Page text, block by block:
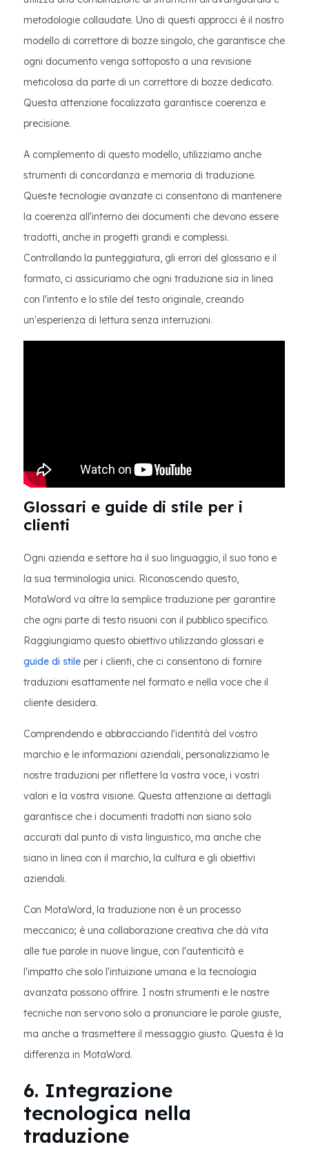
metodologie collaudate. Uno di questi approcci è il nostro
modello di correttore di bozze singolo, che garantisce che
ogni documento venga sottoposto a una revisione
meticolosa da parte di un correttore di bozze dedicato.
Questa attenzione focalizzata garantisce coerenza e
precisione.
A complemento di questo modello, utilizziamo anche
strumenti di concordanza e memoria di traduzione.
Queste tecnologie avanzate ci consentono di mantenere
la coerenza all'interno dei documenti che devono essere
tradotti, anche in progetti grandi e complessi.
Controllando la punteggiatura, gli errori del glossario e il
formato, ci assicuriamo che ogni traduzione sia in linea
con l'intento e lo stile del testo originale, creando
un'esperienza di lettura senza interruzioni.
Glossari e guide di stile per i
clienti
Ogni azienda e settore ha il suo linguaggio, il suo tono e
la sua terminologia unici. Riconoscendo questo,
MotaWord va oltre la semplice traduzione per garantire
che ogni parte di testo risuoni con il pubblico specifico.
Raggiungiamo questo obiettivo utilizzando glossari e
guide di stile per i clienti, che ci consentono di fornire
traduzioni esattamente nel formato e nella voce che il
cliente desidera.
Comprendendo e abbracciando l'identità del vostro
marchio e le informazioni aziendali, personalizziamo le
nostre traduzioni per riflettere la vostra voce, i vostri
valori e la vostra visione. Questa attenzione ai dettagli
garantisce che i documenti tradotti non siano solo
accurati dal punto di vista linguistico, ma anche che
siano in linea con il marchio, la cultura e gli obiettivi
aziendali.
Con MotaWord, la traduzione non è un processo
meccanico; è una collaborazione creativa che dà vita
alle tue parole in nuove lingue, con l'autenticità e
l'impatto che solo l'intuizione umana e la tecnologia
avanzata possono offrire. I nostri strumenti e le nostre
tecniche non servono solo a pronunciare le parole giuste,
ma anche a trasmettere il messaggio giusto. Questa è la
differenza in MotaWord.
6. Integrazione
tecnologica nella
traduzione